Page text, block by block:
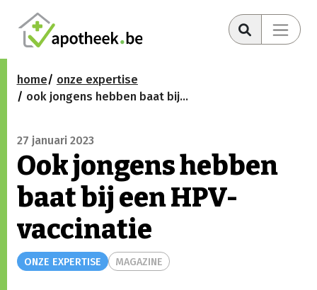
home
onze expertise
ook jongens hebben baat bij een hpv-vaccinatie
27 januari 2023
Ook jongens hebben
baat bij een HPV-
vaccinatie
ONZE EXPERTISE MAGAZINE